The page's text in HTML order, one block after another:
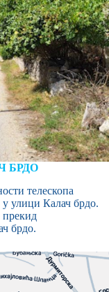
БРДО
телескопа
у улици Калач брдо.
прекид
брдо.